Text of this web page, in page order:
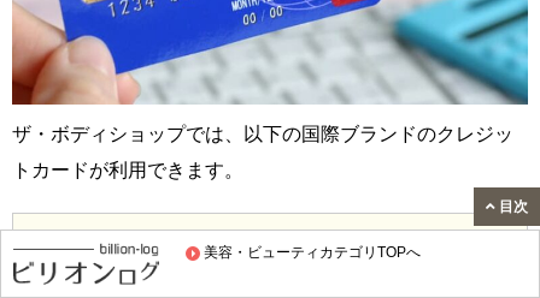
美容・ビューティカテゴリTOPへ
ザ・ボディショップでは、以下の国際ブランドのクレジッ
トカードが利用できます。
VISA、JCB、MasterCard、アメリカン・エキスプレス、ダイ
ナースクラブカード※店舗により異なる
目次